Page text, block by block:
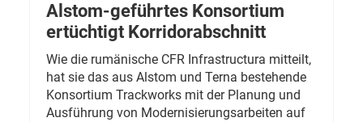
Alstom-geführtes Konsortium
ertüchtigt Korridorabschnitt
Wie die rumänische CFR Infrastructura mitteilt,
hat sie das aus Alstom und Terna bestehende
Konsortium Trackworks mit der Planung und
Ausführung von Modernisierungsarbeiten auf